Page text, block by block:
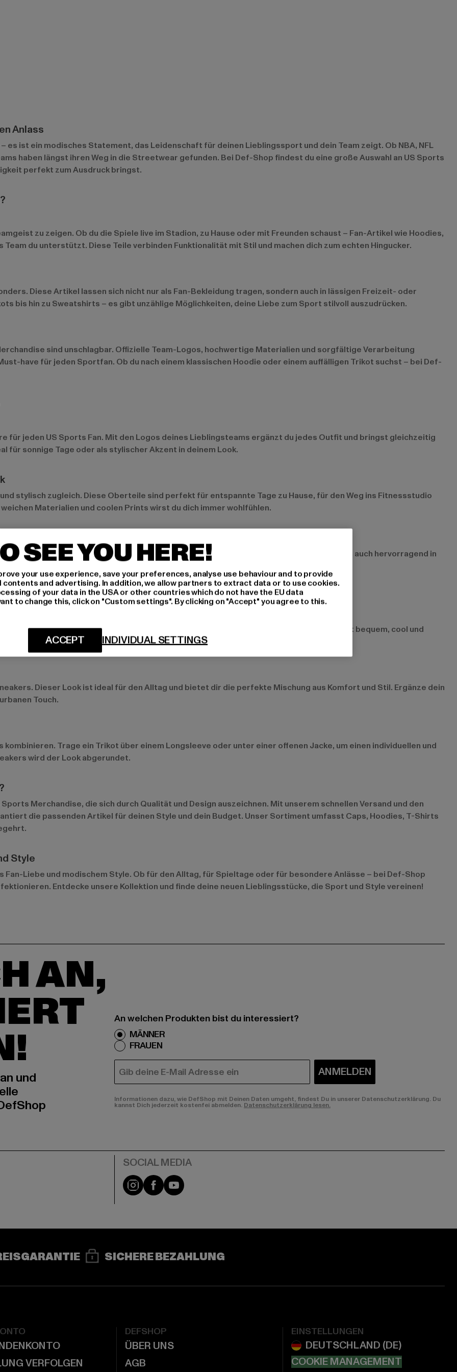
Anlass
es ist ein modisches Statement, das Leidenschaft für deinen Lieblingssport und dein Team zeigt. Ob NBA, NFL
haben längst ihren Weg in die Streetwear gefunden. Bei Def-Shop findest du eine große Auswahl an US Sports
perfekt zum Ausdruck bringst.
zu zeigen. Ob du die Spiele live im Stadion, zu Hause oder mit Freunden schaust – Fan-Artikel wie Hoodies,
du unterstützt. Diese Teile verbinden Funktionalität mit Stil und machen dich zum echten Hingucker.
Diese Artikel lassen sich nicht nur als Fan-Bekleidung tragen, sondern auch in lässigen Freizeit- oder
bis hin zu Sweatshirts – es gibt unzählige Möglichkeiten, deine Liebe zum Sport stilvoll auszudrücken.
sind unschlagbar. Offizielle Team-Logos, hochwertige Materialien und sorgfältige Verarbeitung
have für jeden Sportfan. Ob du nach einem klassischen Hoodie oder einem auffälligen Trikot suchst – bei Def-
für jeden US Sports Fan. Mit den Logos deines Lieblingsteams ergänzt du jedes Outfit und bringst gleichzeitig
für sonnige Tage oder als stylischer Akzent in deinem Look.
stylisch zugleich. Diese Oberteile sind perfekt für entspannte Tage zu Hause, für den Weg ins Fitnessstudio
Materialien und coolen Prints wirst du dich immer wohlfühlen.
Teams sind absolute Hingucker. Sie sind nicht nur ideal für Spieltage, sondern lassen sich auch hervorragend in
um deinen sportlichen Look zu unterstreichen.
und einer lässigen Jogginghose für einen modernen Streetstyle. Dieser Look ist bequem, cool und
Dieser Look ist ideal für den Alltag und bietet dir die perfekte Mischung aus Komfort und Stil. Ergänze dein
Touch.
Trage ein Trikot über einem Longsleeve oder unter einer offenen Jacke, um einen individuellen und
wird der Look abgerundet.
Merchandise, die sich durch Qualität und Design auszeichnen. Mit unserem schnellen Versand und den
die passenden Artikel für deinen Style und dein Budget. Unser Sortiment umfasst Caps, Hoodies, T-Shirts
Style
Liebe und modischem Style. Ob für den Alltag, für Spieltage oder für besondere Anlässe – bei Def-Shop
Entdecke unsere Kollektion und finde deine neuen Lieblingsstücke, die Sport und Style vereinen!
AN,
und
An welchen Produkten bist du interessiert?
MÄNNER
FRAUEN
E-MAIL ANMELDEN
Informationen dazu, wie DefShop mit Deinen Daten umgeht, findest Du in unserer Datenschutzerklärung. Du
kannst Dich jederzeit kostenfei abmelden. Datenschutzerklärung lesen.
Instagram
FacebookYouTube
SICHERE BEZAHLUNG
VERFOLGEN
DEFSHOP
ÜBER UNS
AGB
EINSTELLUNGEN
COOKIE MANAGEMENT
SEE YOU HERE!
your use experience, save your preferences, analyse use behaviour and to provide
and advertising. In addition, we allow partners to extract data or to use cookies.
of your data in the USA or other countries which do not have the EU data
to change this, click on "Custom settings". By clicking on "Accept" you agree to this.
INDIVIDUAL SETTINGS
ACCEPT